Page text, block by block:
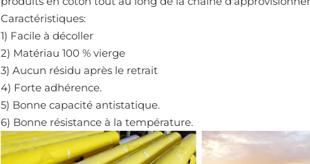
Caractéristiques:
1) Facile à décoller
2) Matériau 100 % vierge
3) Aucun résidu après le retrait
4) Forte adhérence.
5) Bonne capacité antistatique.
6) Bonne résistance à la température.